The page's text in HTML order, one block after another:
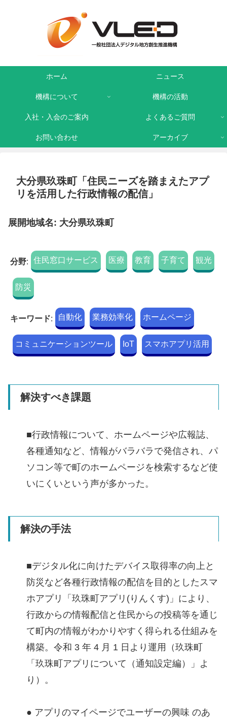
ホーム ニュース
機構について 機構の活動
入社・入会のご案内 よくあるご質問
お問い合わせ アーカイブ
大分県玖珠町「住民ニーズを踏まえたアプ
リを活用した行政情報の配信」
展開地域名: 大分県玖珠町
分野: 住民窓口サービス 医療 教育 子育て 観光
防災
キーワード: 自動化 業務効率化 ホームページ
コミュニケーションツール IoT スマホアプリ活用
解決すべき課題
■行政情報について、ホームページや広報誌、
各種通知など、情報がバラバラで発信され、パ
ソコン等で町のホームページを検索するなど使
いにくいという声が多かった。
解決の手法
■デジタル化に向けたデバイス取得率の向上と
防災など各種行政情報の配信を目的としたスマ
ホアプリ「玖珠町アプリ(りんくす)」により、
行政からの情報配信と住民からの投稿等を通じ
て町内の情報がわかりやすく得られる仕組みを
構築。令和 3 年 4 月 1 日より運用（玖珠町
「玖珠町アプリについて（通知設定編）」よ
り）。
● アプリのマイページでユーザーの興味 のあ